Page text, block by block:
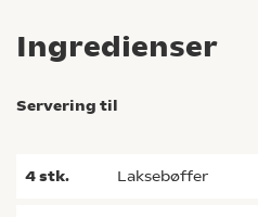
Ingredienser
Servering til
4stk. laksebøffer